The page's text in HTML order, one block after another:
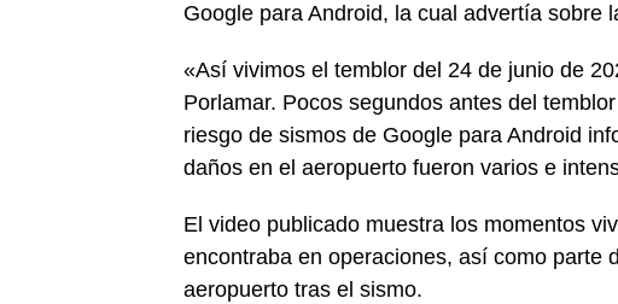
Google para Android, la cual advertía sobre
«Así vivimos el temblor del 24 de junio de
Porlamar. Pocos segundos antes del
riesgo de sismos de Google para Android
daños en el aeropuerto fueron varios e
El video publicado muestra los momentos
encontraba en operaciones, así como parte
aeropuerto tras el sismo.